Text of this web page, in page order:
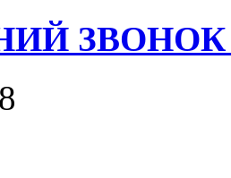
ЗВОНОК